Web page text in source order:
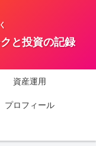
と投資の記録
資産運用
プロフィール